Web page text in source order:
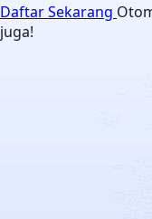
Daftar Sekarang
juga!